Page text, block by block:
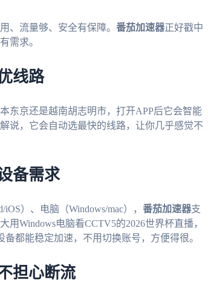
、流量够、安全有保障。 番茄加速器正好戳中
需求。
线路
东京还是越南胡志明市，打开APP后它会智能
说，它会自动选最快的线路，让你几乎感觉不
备需求
）、电脑（Windows/mac）， 番茄加速器支
Windows电脑看CCTV5的2026世界杯直播，
都能稳定加速，不用切换账号，方便得很。
担心断流